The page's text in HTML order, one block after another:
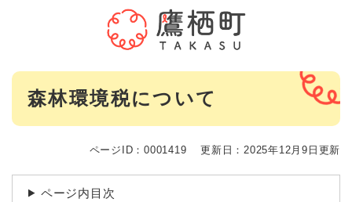
メニューを飛ばして本文へ
本
森林環境税について
ページID：0001419 更新日：2025年12月9日更新
ページ内目次